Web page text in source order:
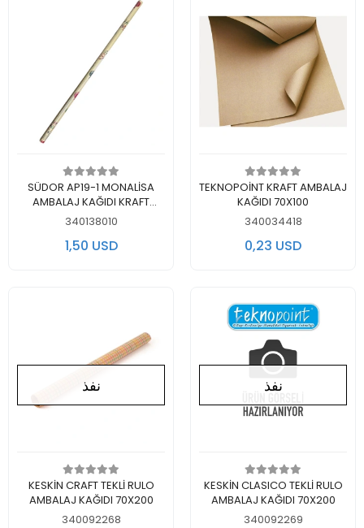
اضف الى سلة التسوق
SÜDOR AP19-1 MONALİSA
AMBALAJ KAĞIDI KRAFT
DESENLİ 70x100cm - TEKLİ
340138010
1,50 USD
اضف الى سلة التسوق
TEKNOPOİNT KRAFT AMBALAJ
KAĞIDI 70X100
340034418
0,23 USD
لايوجد في المخزن
نفذ
KESKİN CRAFT TEKLİ RULO
AMBALAJ KAĞIDI 70X200
340092268
لايوجد في المخزن
نفذ
KESKİN CLASICO TEKLİ RULO
AMBALAJ KAĞIDI 70X200
340092269